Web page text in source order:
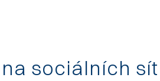
sociálních